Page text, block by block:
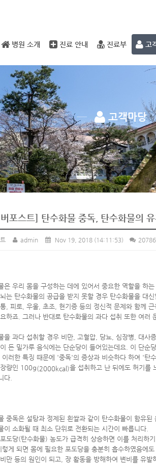
병원 소개 진료 안내 진료부 고
고객마당
포스트] 탄수화물 중독, 탄수화물의
admin Nov 19, 2018 (14:11:53) 20786
은 우리 몸을 구성하는 데에 있어서 중요한 역할을 하
는 탄수화물의 공급을 받지 못할 경우 탄수화물을 대
, 피로, 우울, 초조, 현기증 등의 정신적 문제와 함께
하죠. 그러나 반대로 탄수화물의 과다 섭취 또한 여러
을 과다 섭취할 경우 비만, 고혈압, 당뇨, 심장병, 대사
든 밀가루 음식에는 단순당이 들어있는데요. 이 단순
이러한 특징 때문에 '중독'의 증상과 비슷하다 하여 '탄
량인 100g(2000kcal)을 섭취하고 난 뒤에도 허기를
다.
중독은 설탕과 정제된 흰쌀과 같이 탄수화물이 함유
이 소화될 때 최소 단위로 전환되는 시간이 빠릅니다.
도당(탄수화물) 농도가 급격히 상승하면 이를 처리하
렇게 되면 몸에 필요한 포도당을 충분히 흡수하였음에
만 등의 원인이 되고, 장 활동을 방해하여 변비를 유